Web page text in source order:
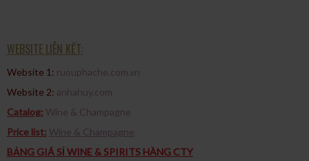
WEBSITE LIÊN KẾT:
Website 1: ruouphache.com.vn
Website 2: anhahuy.com
Catalog: Wine & Champagne
Price list: Wine & Champagne
BẢNG GIÁ SỈ WINE & SPIRITS HÀNG CTY